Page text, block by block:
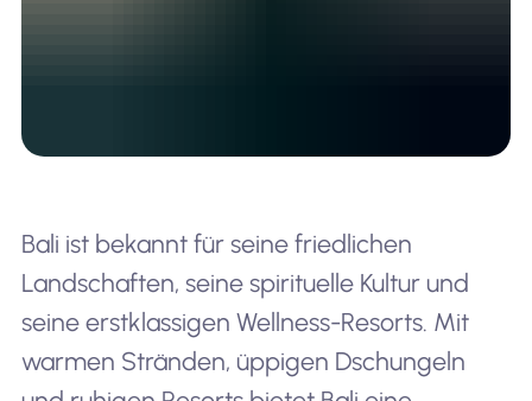
Bali ist bekannt für seine friedlichen
Landschaften, seine spirituelle Kultur und
seine erstklassigen Wellness-Resorts. Mit
warmen Stränden, üppigen Dschungeln